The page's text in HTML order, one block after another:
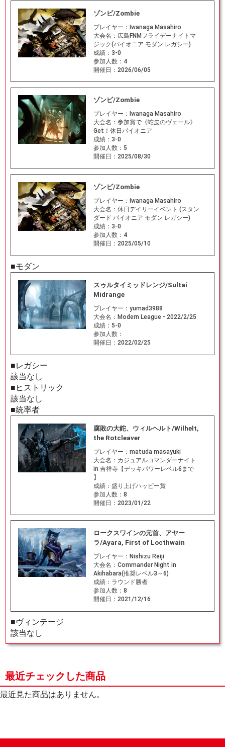
ゾンビ/Zombie
プレイヤー： Iwanaga Masahiro
大会名： 広島FNMフライデーナイトマ
ジック(パイオニア モダン レガシー)
成績： 3-0
参加人数： 4
開催日： 2026/06/05
ゾンビ/Zombie
プレイヤー： Iwanaga Masahiro
大会名： 参加賞で《蛇皮のヴェール》
Get！休日パイオニア
成績： 3-0
参加人数： 5
開催日： 2025/08/30
ゾンビ/Zombie
プレイヤー： Iwanaga Masahiro
大会名： 休日デイリーイベント (スタン
ダード パイオニア モダン レガシー)
成績： 3-0
参加人数： 4
開催日： 2025/05/10
■モダン
スゥルタイミッドレンジ/Sultai
Midrange
プレイヤー： yumad3988
大会名： Modern League - 2022/2/25
成績： 5-0
参加人数：
開催日： 2022/02/25
■レガシー
該当なし
■ヒストリック
該当なし
■統率者
腐敗の大鉈、ウィルヘルト/Wilhelt,
the Rotcleaver
プレイヤー： matuda masayuki
大会名： カジュアルコマンダーナイト
in 吉祥寺【デッキパワーレベル6まで
】
成績： 盛り上げハッピー賞
参加人数： 8
開催日： 2023/01/22
ロークスワインの元首、アヤー
ラ/Ayara, First of Locthwain
プレイヤー： Nishizu Reiji
大会名： Commander Night in
Akihabara(推奨レベル3～6)
成績： ラウンド勝者
参加人数： 8
開催日： 2021/12/16
■ヴィンテージ
該当なし
最近チェックした商品
最近見た商品はありません。